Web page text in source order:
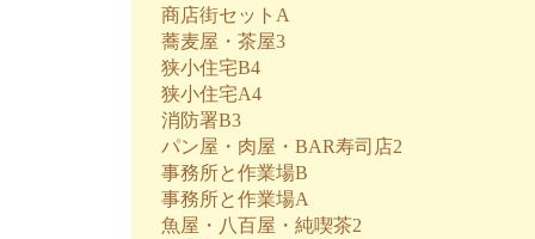
商店街セットA
蕎麦屋・茶屋3
狭小住宅B4
狭小住宅A4
消防署B3
パン屋・肉屋・BAR寿司店2
事務所と作業場B
事務所と作業場A
魚屋・八百屋・純喫茶2